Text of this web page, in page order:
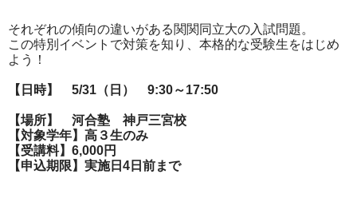
それぞれの傾向の違いがある関関同立大の入試問題。
この特別イベントで対策を知り、本格的な受験生をはじめ
よう！
【日時】 5/31（日） 9:30～17:50
【場所】 河合塾 神戸三宮校
【対象学年】高３生のみ
【受講料】6,000円
【申込期限】実施日4日前まで